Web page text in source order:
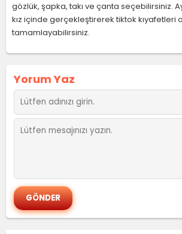
gözlük, şapka, takı ve çanta seçebilirsiniz.
kız içinde gerçekleştirerek tiktok kıyafetleri
tamamlayabilirsiniz.
Yorum Yaz